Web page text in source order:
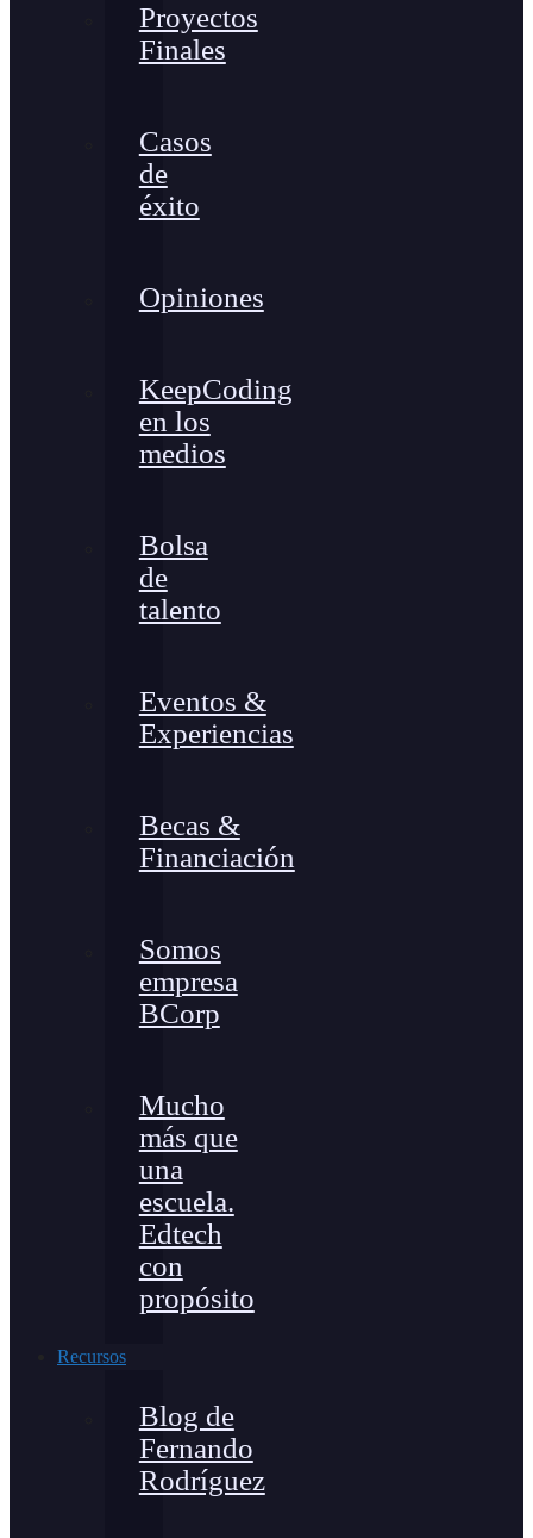
Proyectos
Finales
Casos
de
éxito
Opiniones
KeepCoding
en los
medios
Bolsa
de
talento
Eventos &
Experiencias
Becas &
Financiación
Somos
empresa
BCorp
Mucho
más que
una
escuela.
Edtech
con
propósito
Recursos
Blog de
Fernando
Rodríguez